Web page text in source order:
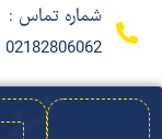
شماره تماس :
02182806062